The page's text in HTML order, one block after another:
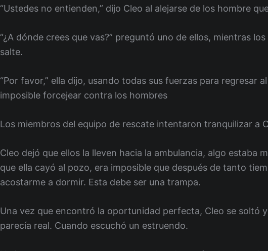
“Ustedes no entienden,” dijo Cleo al alejarse de los hombre
“¿A dónde crees que vas?” preguntó uno de ellos, mientras
salte.
“Por favor,” ella dijo, usando todas sus fuerzas para regresar
imposible forcejear contra los hombres
Los miembros del equipo de rescate intentaron tranquilizar a
Cleo dejó que ellos la lleven hacia la ambulancia, algo estaba
que ella cayó al pozo, era imposible que después de tanto
acostarme a dormir. Esta debe ser una trampa.
Una vez que encontró la oportunidad perfecta, Cleo se soltó
parecía real. Cuando escuchó un estruendo.